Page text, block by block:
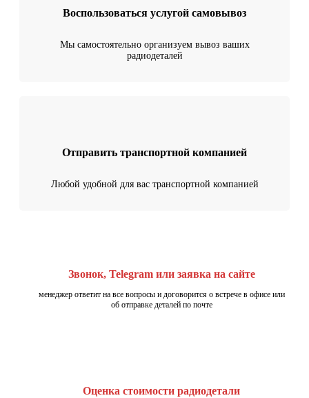
Воспользоваться услугой самовывоз
Мы самостоятельно организуем вывоз ваших
радиодеталей
Отправить транспортной компанией
Любой удобной для вас транспортной компанией
Звонок, Telegram или заявка на сайте
менеджер ответит на все вопросы и договорится о встрече в офисе или
об отправке деталей по почте
Оценка стоимости радиодетали